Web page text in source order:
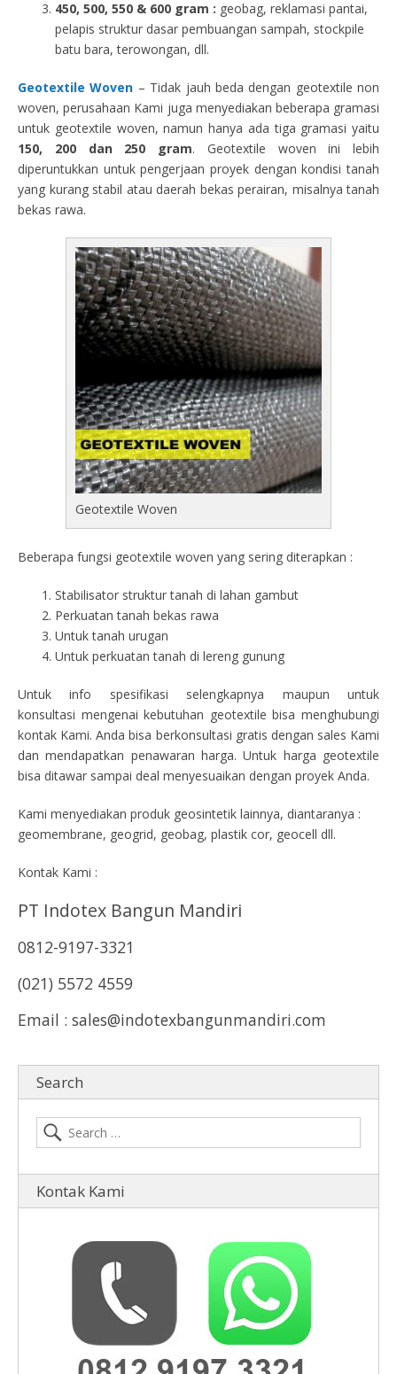
450, 500, 550 & 600 gram : geobag, reklamasi pantai,
pelapis struktur dasar pembuangan sampah, stockpile
batu bara, terowongan, dll.
Geotextile Woven – Tidak jauh beda dengan geotextile non
woven, perusahaan Kami juga menyediakan beberapa gramasi
untuk geotextile woven, namun hanya ada tiga gramasi yaitu
150, 200 dan 250 gram. Geotextile woven ini lebih
diperuntukkan untuk pengerjaan proyek dengan kondisi tanah
yang kurang stabil atau daerah bekas perairan, misalnya tanah
bekas rawa.
Geotextile Woven
Beberapa fungsi geotextile woven yang sering diterapkan :
Stabilisator struktur tanah di lahan gambut
Perkuatan tanah bekas rawa
Untuk tanah urugan
Untuk perkuatan tanah di lereng gunung
Untuk info spesifikasi selengkapnya maupun untuk
konsultasi mengenai kebutuhan geotextile bisa menghubungi
kontak Kami. Anda bisa berkonsultasi gratis dengan sales Kami
dan mendapatkan penawaran harga. Untuk harga geotextile
bisa ditawar sampai deal menyesuaikan dengan proyek Anda.
Kami menyediakan produk geosintetik lainnya, diantaranya :
geomembrane, geogrid, geobag, plastik cor, geocell dll.
Kontak Kami :
PT Indotex Bangun Mandiri
0812-9197-3321
(021) 5572 4559
Email : sales@indotexbangunmandiri.com
Search
Kontak Kami